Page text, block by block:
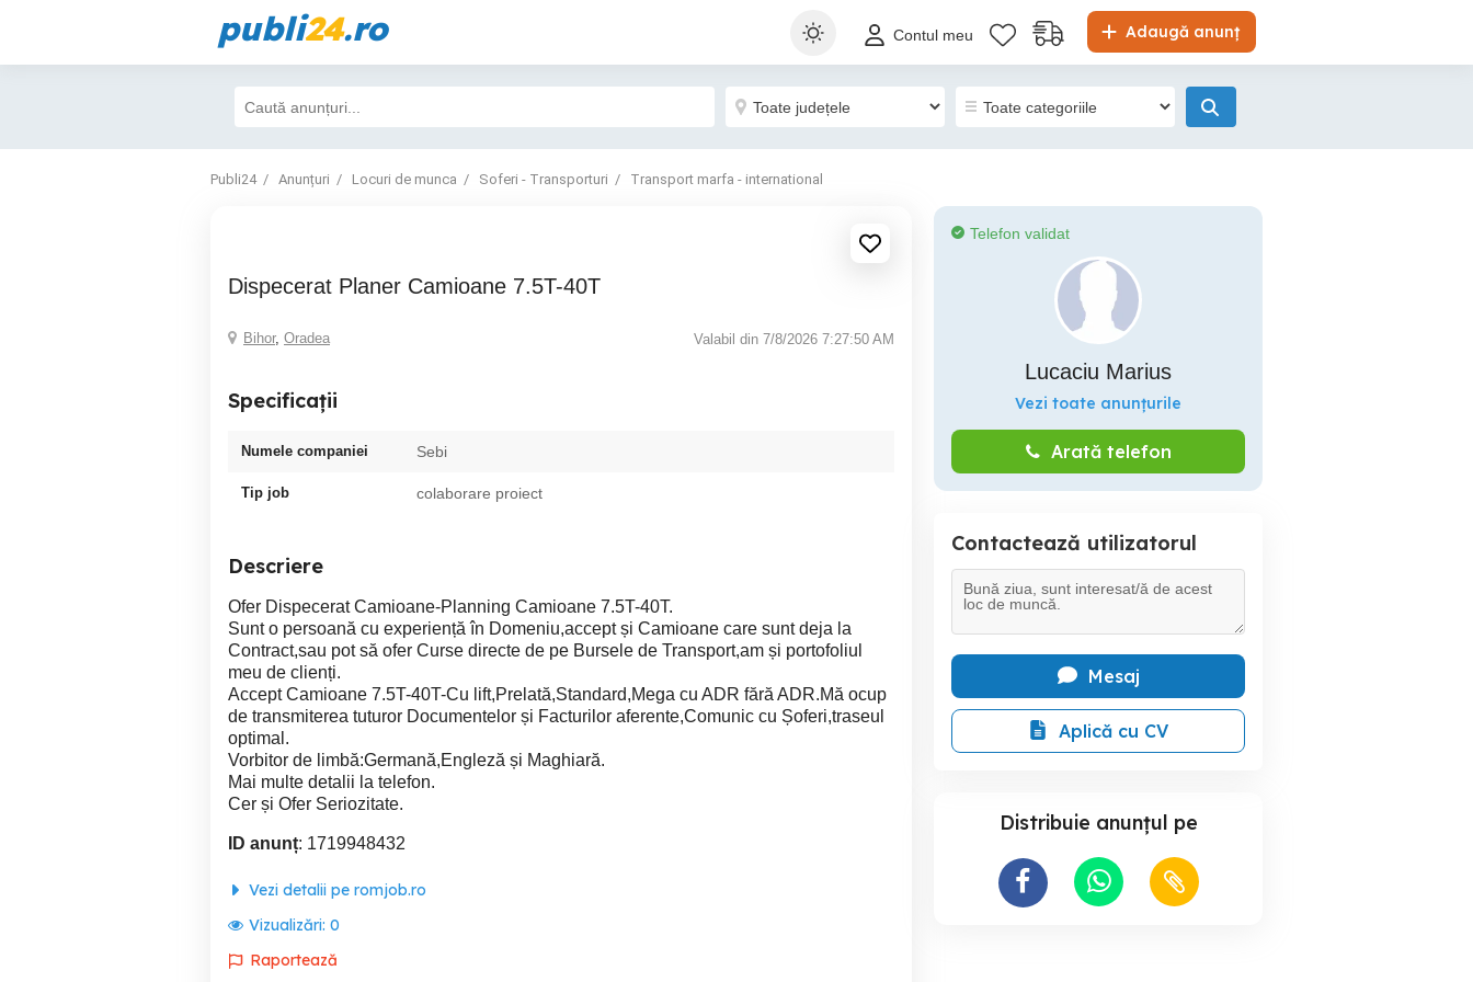
publi24.ro Adaugă anunț
Contul meu
Publi24 Anunțuri Locuri de munca Soferi - Transporturi Transport marfa - international
Dispecerat Planer Camioane 7.5T-40T
Bihor, Oradea Valabil din 7/8/2026 7:27:50 AM
Specificații
Numele companiei Sebi
Tip job colaborare proiect
Descriere
Ofer Dispecerat Camioane-Planning Camioane 7.5T-40T.
Sunt o persoană cu experiență în Domeniu,accept și Camioane care sunt deja la
Contract,sau pot să ofer Curse directe de pe Bursele de Transport,am și portofoliul
meu de clienți.
Accept Camioane 7.5T-40T-Cu lift,Prelată,Standard,Mega cu ADR fără ADR.Mă ocup
de transmiterea tuturor Documentelor și Facturilor aferente,Comunic cu Șoferi,traseul
optimal.
Vorbitor de limbă:Germană,Engleză și Maghiară.
Mai multe detalii la telefon.
Cer și Ofer Seriozitate.
ID anunț: 1719948432
Vezi detalii pe romjob.ro
Vizualizări: 0
Raportează
Telefon validat
Lucaciu Marius
Vezi toate anunțurile
Arată telefon
Contactează utilizatorul
Mesaj
Aplică cu CV
Distribuie anunțul pe